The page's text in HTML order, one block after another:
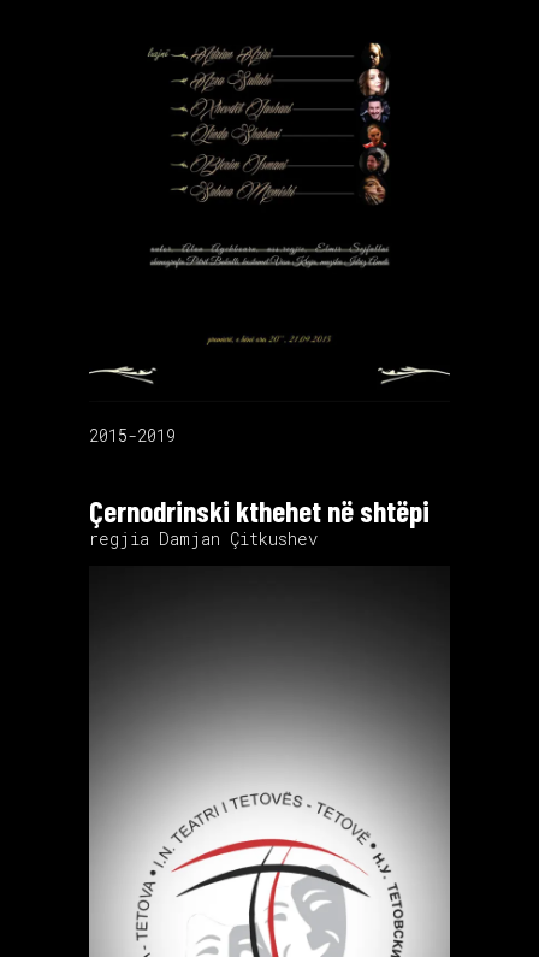
2015-2019
Çernodrinski kthehet në shtëpi
regjia Damjan Çitkushev